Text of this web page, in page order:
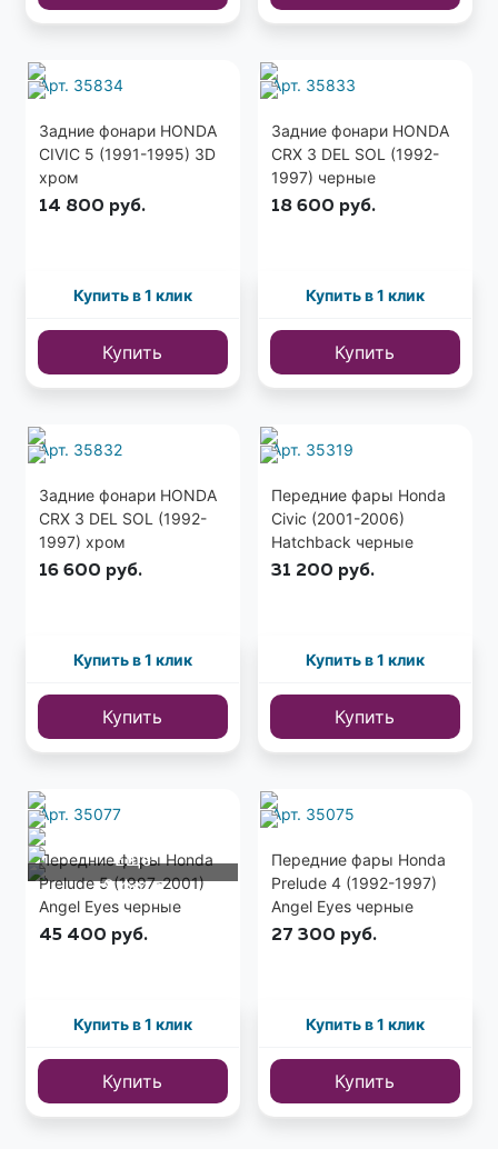
Арт. 35834
Задние фонари HONDA
CIVIC 5 (1991-1995) 3D
хром
14 800 руб.
Купить в 1 клик
Купить
Арт. 35833
Задние фонари HONDA
CRX 3 DEL SOL (1992-
1997) черные
18 600 руб.
Купить в 1 клик
Купить
Арт. 35832
Задние фонари HONDA
CRX 3 DEL SOL (1992-
1997) хром
16 600 руб.
Купить в 1 клик
Купить
Арт. 35319
Передние фары Honda
Civic (2001-2006)
Hatchback черные
31 200 руб.
Купить в 1 клик
Купить
Еще
9 фото
Арт. 35077
Передние фары Honda
Prelude 5 (1997-2001)
Angel Eyes черные
45 400 руб.
Купить в 1 клик
Купить
Арт. 35075
Передние фары Honda
Prelude 4 (1992-1997)
Angel Eyes черные
27 300 руб.
Купить в 1 клик
Купить